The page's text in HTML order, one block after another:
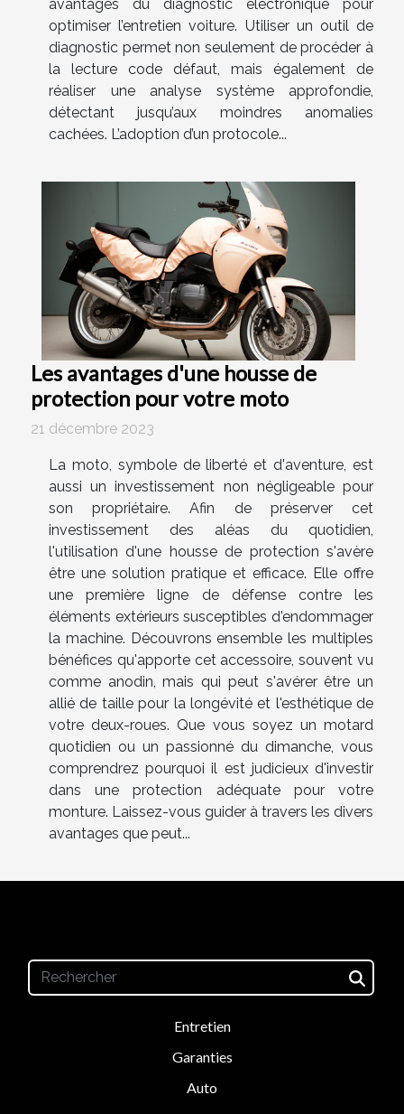
avantages du diagnostic électronique pour
optimiser l’entretien voiture. Utiliser un outil de
diagnostic permet non seulement de procéder à
la lecture code défaut, mais également de
réaliser une analyse système approfondie,
détectant jusqu’aux moindres anomalies
cachées. L’adoption d’un protocole...
Les avantages d'une housse de
protection pour votre moto
21 décembre 2023
La moto, symbole de liberté et d'aventure, est
aussi un investissement non négligeable pour
son propriétaire. Afin de préserver cet
investissement des aléas du quotidien,
l'utilisation d'une housse de protection s'avère
être une solution pratique et efficace. Elle offre
une première ligne de défense contre les
éléments extérieurs susceptibles d'endommager
la machine. Découvrons ensemble les multiples
bénéfices qu'apporte cet accessoire, souvent vu
comme anodin, mais qui peut s'avérer être un
allié de taille pour la longévité et l'esthétique de
votre deux-roues. Que vous soyez un motard
quotidien ou un passionné du dimanche, vous
comprendrez pourquoi il est judicieux d'investir
dans une protection adéquate pour votre
monture. Laissez-vous guider à travers les divers
avantages que peut...
Entretien
Garanties
Auto